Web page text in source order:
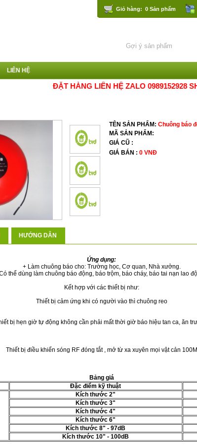
Giỏ hàng: 0 Sản phẩm
LIÊN HỆ
ĐẶT HÀNG LIÊN HỆ ZALO 0989152928 SHIP
TÊN SẢN PHẨM: Chuông báo
MÃ SẢN PHẨM:
GIÁ CŨ :
GIÁ BÁN : 0 VNÐ
HƯỚNG DẪN
Ứng dụng:
+ Làm chuông báo cho: Trường học, Cơ quan, Nhà xưởng.
thể dùng làm chuông báo động, báo trộm, báo cháy, báo tai nạn lao
Kết hợp với các thiết bị như:
Thiết bị cảm ứng khi có người vào thì chuông reo
bị hẹn giờ tự động không cần phải mất thời giờ báo hiệu tan ca, ăn
Thiết bị điều khiển sóng RF đóng tắt , mở từ xa xuyên mọi vật cản 100M
Bảng giá
Đặc điểm kỹ thuật
Kích thước 2"
Kích thước 3"
Kích thước 4"
Kích thước 6"
Kích thước 8" - 97dB
Kích thước 10" - 100dB